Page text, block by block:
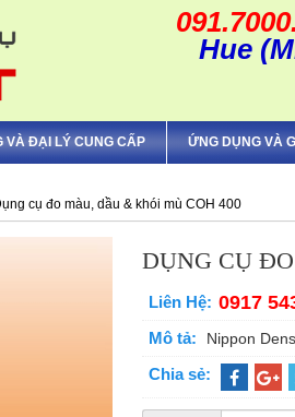
Hue
VÀ ĐẠI LÝ CUNG CẤP ỨNG DỤNG VÀ
cụ đo màu, dầu & khói mù COH 400
DỤNG CỤ
Liên Hệ: 0917
Mô tả: Nippon
Chia sẻ: